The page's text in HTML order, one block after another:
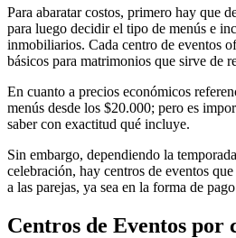
Para abaratar costos, primero hay que
para luego decidir el tipo de menús e
inmobiliarios. Cada centro de eventos
básicos para matrimonios que sirve de
En cuanto a precios económicos
menús desde los $20.000; pero es
saber con exactitud qué incluye.
Sin embargo, dependiendo la
celebración, hay centros de eventos
a las parejas, ya sea en la forma de
Centros de Eventos por